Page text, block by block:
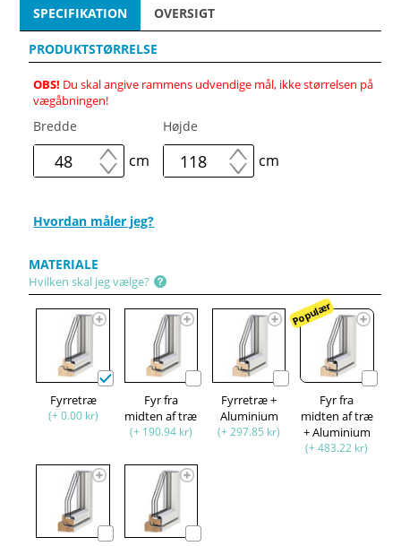
SPECIFIKATION OVERSIGT
PRODUKTSTØRRELSE
OBS! Du skal angive rammens udvendige mål, ikke størrelsen på
vægåbningen!
Bredde
cm
Højde
cm
Hvordan måler jeg?
MATERIALE
Hvilken skal jeg vælge?
Fyrretræ
(+ 0.00 kr)
Fyr fra
midten af træ
(+ 190.94 kr)
Fyrretræ +
Aluminium
(+ 297.85 kr)
Populær
Fyr fra
midten af træ
+ Aluminium
(+ 483.22 kr)